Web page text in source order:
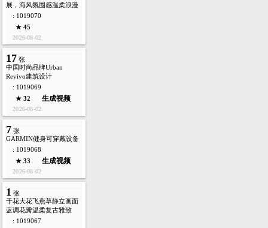
展，海风氛围感温柔浪漫
: 1019070
★ 45
2026-08-02
17 张
中国时尚品牌Urban
Revivo建筑设计
: 1019069
★ 32
生成视频
2026-08-02
7 张
GARMIN健身可穿戴设备
: 1019068
★ 33
生成视频
2026-08-02
1 张
干花大花飞燕草静立画面
蓝调花瓣温柔复古雅致
: 1019067